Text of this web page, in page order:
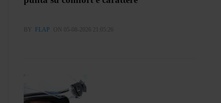
BY FLAP ON 05-08-2026 21:05:26